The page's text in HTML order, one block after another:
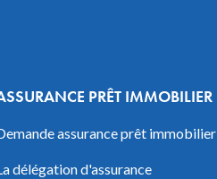
PRÊT IMMOBILIER
assurance prêt immobilier
délégation d'assurance